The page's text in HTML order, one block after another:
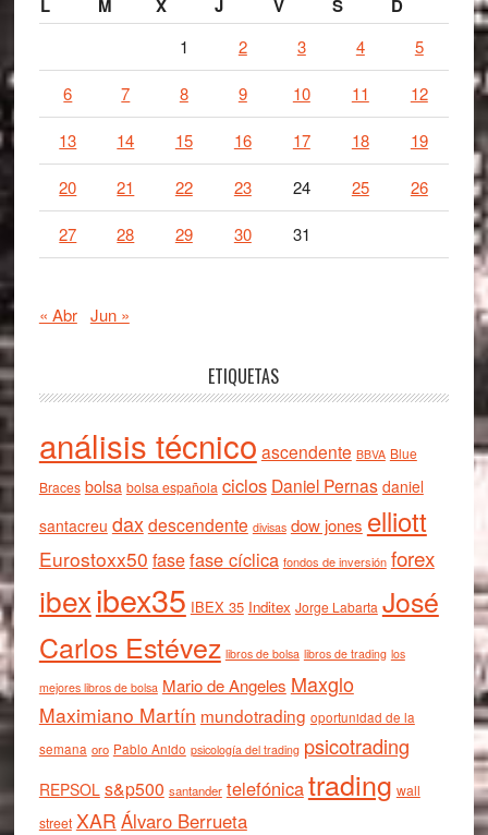
L M X J V S D
1 2 3 4 5
6 7 8 9 10 11 12
13 14 15 16 17 18 19
20 21 22 23 24 25 26
27 28 29 30 31
« Abr Jun »
ETIQUETAS
análisis técnico ascendente BBVA Blue
Braces bolsa bolsa española ciclos Daniel Pernas daniel
santacreu daxdescendente divisas dow jones elliott
Eurostoxx50 fasefase cíclica fondos de inversión forex
ibexibex35 IBEX 35 Inditex Jorge Labarta José
Carlos Estévez libros de bolsa libros de trading los
mejores libros de bolsa Mario de Angeles Maxglo
Maximiano Martín mundotrading oportunidad de la
semana oro Pablo Anido psicología del trading psicotrading
REPSOL s&p500 santander telefónicatrading wall
street XAR Álvaro Berrueta